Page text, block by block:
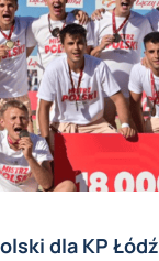
dla KP Łódź